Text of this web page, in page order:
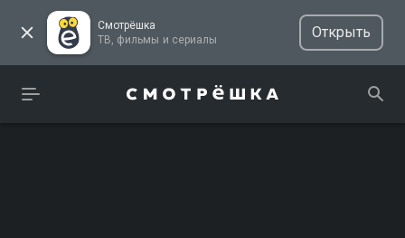
Смотрёшка
ТВ, фильмы и сериалы
Открыть